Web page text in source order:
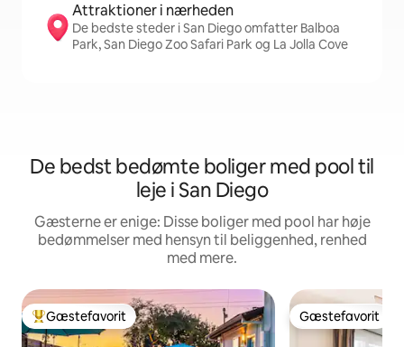
Attraktioner i nærheden
De bedste steder i San Diego omfatter Balboa
Park, San Diego Zoo Safari Park og La Jolla Cove
De bedst bedømte boliger med pool til
leje i San Diego
Gæsterne er enige: Disse boliger med pool har høje
bedømmelser med hensyn til beliggenhed, renhed
med mere.
Bedste gæstefavorit
Gæstefavorit Gæstefavorit
Gæstefavorit